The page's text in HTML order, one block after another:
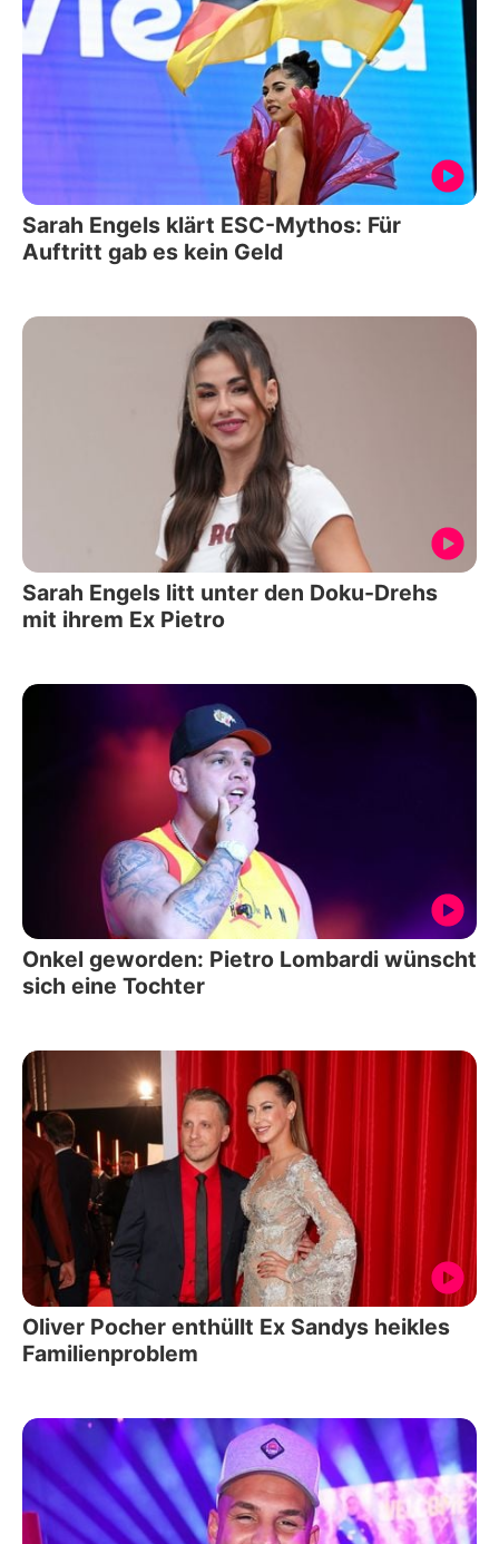
Sarah Engels klärt ESC-Mythos: Für
Auftritt gab es kein Geld
Sarah Engels litt unter den Doku-Drehs
mit ihrem Ex Pietro
Onkel geworden: Pietro Lombardi wünscht
sich eine Tochter
Oliver Pocher enthüllt Ex Sandys heikles
Familienproblem